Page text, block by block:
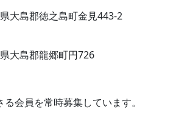
大島郡徳之島町金見443-2
大島郡龍郷町円726
会員を常時募集しています。